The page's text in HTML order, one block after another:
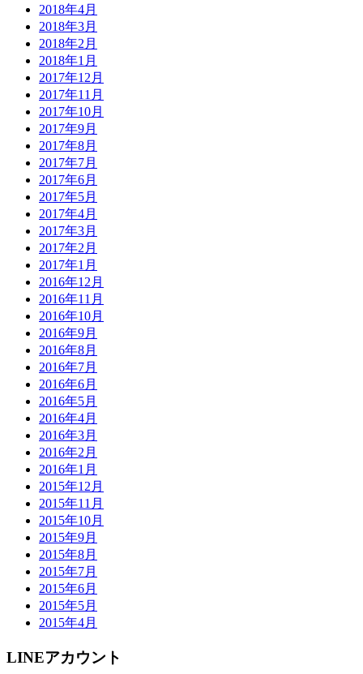
2018年4月
2018年3月
2018年2月
2018年1月
2017年12月
2017年11月
2017年10月
2017年9月
2017年8月
2017年7月
2017年6月
2017年5月
2017年4月
2017年3月
2017年2月
2017年1月
2016年12月
2016年11月
2016年10月
2016年9月
2016年8月
2016年7月
2016年6月
2016年5月
2016年4月
2016年3月
2016年2月
2016年1月
2015年12月
2015年11月
2015年10月
2015年9月
2015年8月
2015年7月
2015年6月
2015年5月
2015年4月
LINEアカウント